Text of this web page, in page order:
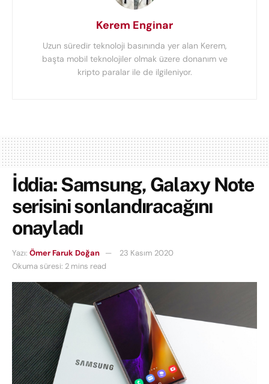
Kerem Enginar
Uzun süredir teknoloji basınında yer alan Kerem,
başta mobil teknolojiler olmak üzere donanım ve
kripto paralar ile de ilgileniyor.
İddia: Samsung, Galaxy Note
serisini sonlandıracağını
onayladı
Yazı: Ömer Faruk Doğan
23 Kasım 2020
Okuma süresi: 2 mins read